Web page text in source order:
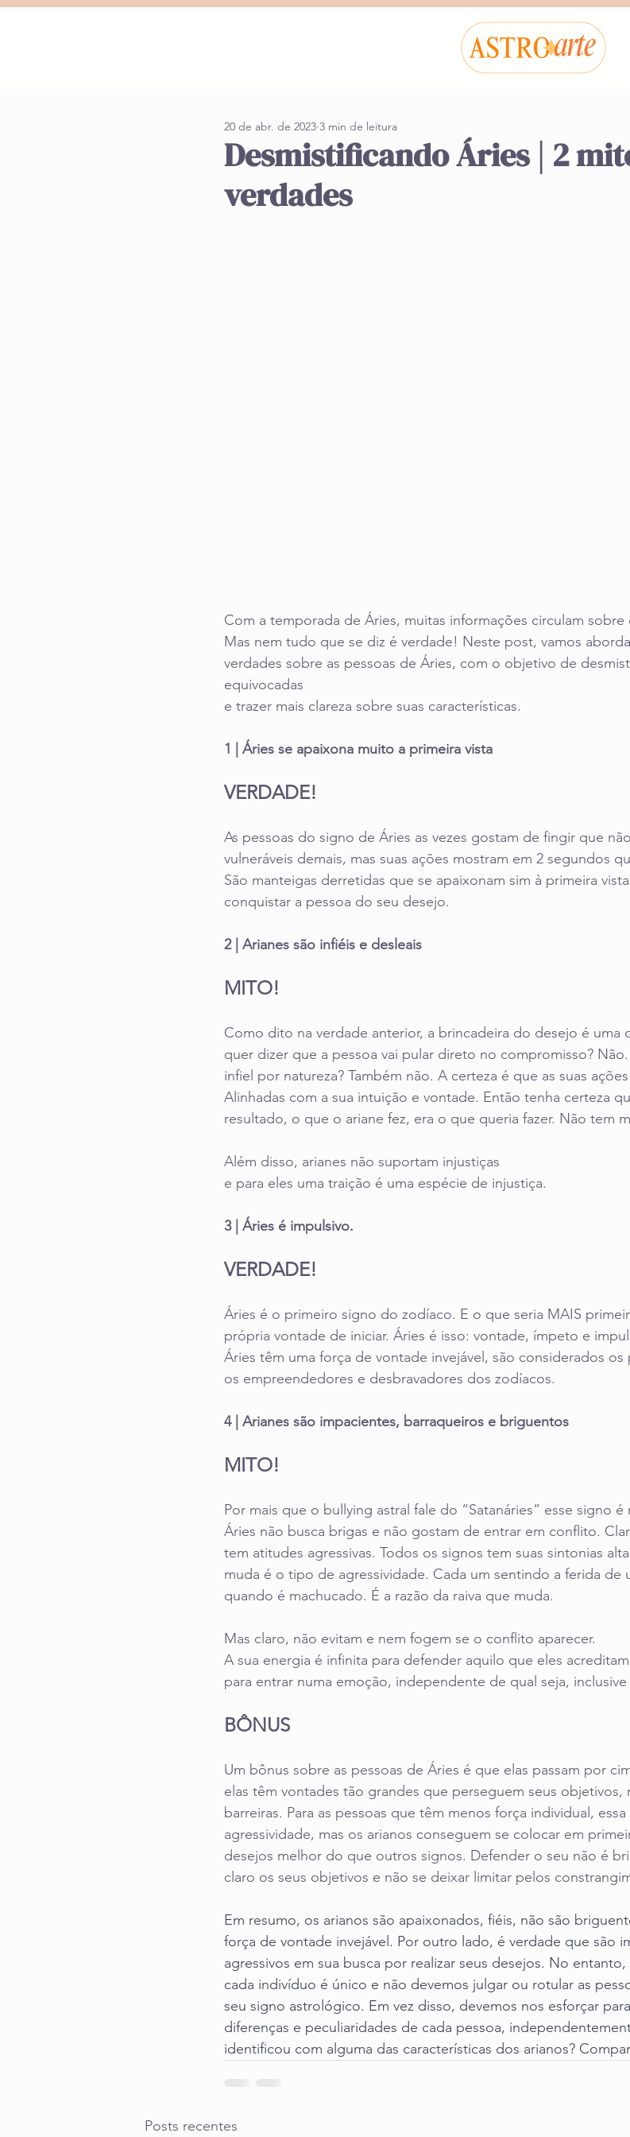
Desmistificando Áries | 2
verdades
20 de abr. de 2023 3 min de leitura
Com a temporada de Áries, muitas informações circulam
Mas nem tudo que se diz é verdade! Neste post, vamos
verdades sobre as pessoas de Áries, com o objetivo de
equivocadas
e trazer mais clareza sobre suas características.
1 | Áries se apaixona muito a primeira vista
VERDADE!
As pessoas do signo de Áries as vezes gostam de fingir que
vulneráveis demais, mas suas ações mostram em 2 segundos
São manteigas derretidas que se apaixonam sim à primeira
conquistar a pessoa do seu desejo.
2 | Arianes são infiéis e desleais
MITO!
Como dito na verdade anterior, a brincadeira do desejo é uma
quer dizer que a pessoa vai pular direto no compromisso?
infiel por natureza? Também não. A certeza é que as suas
Alinhadas com a sua intuição e vontade. Então tenha certeza
resultado, o que o ariane fez, era o que queria fazer. Não tem
Além disso, arianes não suportam injustiças
e para eles uma traição é uma espécie de injustiça.
3 | Áries é impulsivo.
VERDADE!
Áries é o primeiro signo do zodíaco. E o que seria MAIS
própria vontade de iniciar. Áries é isso: vontade, ímpeto e
Áries têm uma força de vontade invejável, são considerados
os empreendedores e desbravadores dos zodíacos.
4 | Arianes são impacientes, barraqueiros e briguentos
MITO!
Por mais que o bullying astral fale do “Satanáries” esse signo
Áries não busca brigas e não gostam de entrar em conflito.
tem atitudes agressivas. Todos os signos tem suas sintonias
muda é o tipo de agressividade. Cada um sentindo a ferida de
quando é machucado. É a razão da raiva que muda.
Mas claro, não evitam e nem fogem se o conflito aparecer.
A sua energia é infinita para defender aquilo que eles
para entrar numa emoção, independente de qual seja, inclusive
BÔNUS
Um bônus sobre as pessoas de Áries é que elas passam por
elas têm vontades tão grandes que perseguem seus objetivos,
barreiras. Para as pessoas que têm menos força individual,
agressividade, mas os arianos conseguem se colocar em
desejos melhor do que outros signos. Defender o seu não é
claro os seus objetivos e não se deixar limitar pelos
Em resumo, os arianos são apaixonados, fiéis, não são
força de vontade invejável. Por outro lado, é verdade que são
agressivos em sua busca por realizar seus desejos. No
cada indivíduo é único e não devemos julgar ou rotular as
seu signo astrológico. Em vez disso, devemos nos esforçar
diferenças e peculiaridades de cada pessoa,
identificou com alguma das características dos arianos?
Posts recentes